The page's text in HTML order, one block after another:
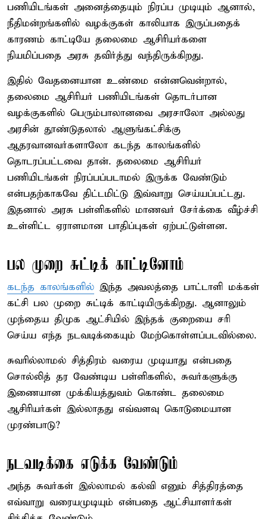
பணியிடங்கள் அனைத்தையும் நிரப்ப முடியும் ஆனால்,
நீதிமன்றங்களில் வழக்குகள் காலியாக இருப்பதைக்
காரணம் காட்டியே தலைமை ஆசிரியர்களை
நியமிப்பதை அரசு தவிர்த்து வந்திருக்கிறது.
இதில் வேதனையான உண்மை என்னவென்றால்,
தலைமை ஆசிரியர் பணியிடங்கள் தொடர்பான
வழக்குகளில் பெரும்பாலானவை அரசாலோ அல்லது
அரசின் தூண்டுதலால் ஆளுங்கட்சிக்கு
ஆதரவானவர்களாலோ கடந்த காலங்களில்
தொடரப்பட்டவை தான். தலைமை ஆசிரியர்
பணியிடங்கள் நிரப்பப்படாமல் இருக்க வேண்டும்
என்பதற்காகவே திட்டமிட்டு இவ்வாறு செய்யப்பட்டது.
இதனால் அரசு பள்ளிகளில் மாணவர் சேர்க்கை வீழ்ச்சி
உள்ளிட்ட ஏராளமான பாதிப்புகள் ஏற்பட்டுள்ளன.
பல முறை சுட்டிக் காட்டினோம்
கடந்த காலங்களில் இந்த அவலத்தை பாட்டாளி மக்கள்
கட்சி பல முறை சுட்டிக் காட்டியிருக்கிறது. ஆனாலும்
முந்தைய திமுக ஆட்சியில் இந்தக் குறையை சரி
செய்ய எந்த நடவடிக்கையும் மேற்கொள்ளப்படவில்லை.
சுவரில்லாமல் சித்திரம் வரைய முடியாது என்பதை
சொல்லித் தர வேண்டிய பள்ளிகளில், சுவர்களுக்கு
இணையான முக்கியத்துவம் கொண்ட தலைமை
ஆசிரியர்கள் இல்லாதது எவ்வளவு கொடுமையான
முரண்பாடு?
நடவடிக்கை எடுக்க வேண்டும்
அந்த சுவர்கள் இல்லாமல் கல்வி எனும் சித்திரத்தை
எவ்வாறு வரையமுடியும் என்பதை ஆட்சியாளர்கள்